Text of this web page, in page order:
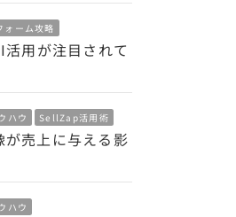
ォーム攻略
用が注目されて
ハウ SellZap活用術
が売上に与える影
ハウ